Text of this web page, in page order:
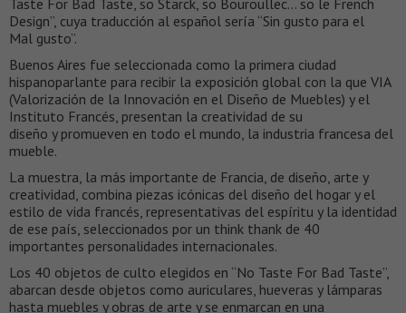
Taste For Bad Taste, so Starck, so Bouroullec… so le French
Design”, cuya traducción al español sería “Sin gusto para el
Mal gusto”.
Buenos Aires fue seleccionada como la primera ciudad
hispanoparlante para recibir la exposición global con la que VIA
(Valorización de la Innovación en el Diseño de Muebles) y el
Instituto Francés, presentan la creatividad de su
diseño y promueven en todo el mundo, la industria francesa del
mueble.
La muestra, la más importante de Francia, de diseño, arte y
creatividad, combina piezas icónicas del diseño del hogar y el
estilo de vida francés, representativas del espíritu y la identidad
de ese país, seleccionados por un think thank de 40
importantes personalidades internacionales.
Los 40 objetos de culto elegidos en “No Taste For Bad Taste”,
abarcan desde objetos como auriculares, hueveras y lámparas
hasta muebles y obras de arte y se enmarcan en una